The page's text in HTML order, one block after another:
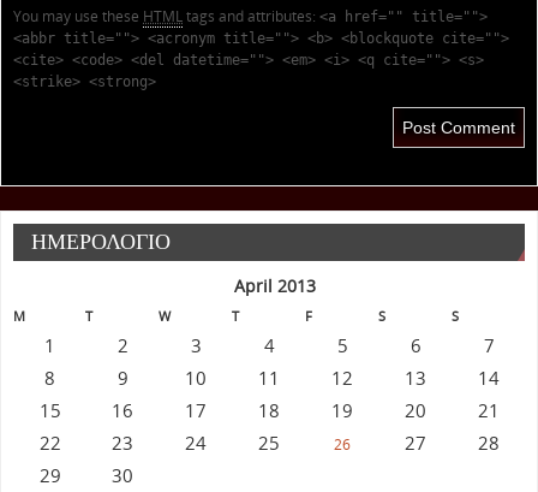
You may use these HTMLtags and attributes: <a href="" title="">
<abbr title=""> <acronym title=""> <b> <blockquote cite="">
<cite> <code> <del datetime=""> <em> <i> <q cite=""> <s>
<strike> <strong>
ΗΜΕΡΟΛΟΓΙΟ
April 2013
M T W T F S S
1 2 3 4 5 6
7
8
9 10 11 12 13
14
15
16 17 18 19 20
21
22
23 24 25 26 27
28
29
30